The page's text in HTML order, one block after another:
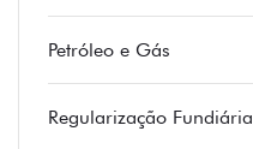
Petróleo e Gás
Regularização Fundiária